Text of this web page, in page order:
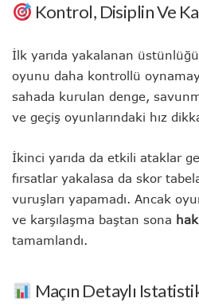
Kontrol, Disiplin Ve
İlk yarıda yakalanan
oyunu daha kontrollü
sahada kurulan denge,
ve geçiş oyunlarındaki hız
İkinci yarıda da etkili ataklar
fırsatlar yakalasa da skor
vuruşları yapamadı. Ancak
ve karşılaşma baştan sona
tamamlandı.
Maçın Detaylı